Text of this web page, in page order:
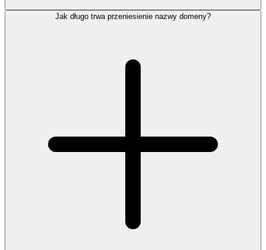
Jak długo trwa przeniesienie nazwy domeny?